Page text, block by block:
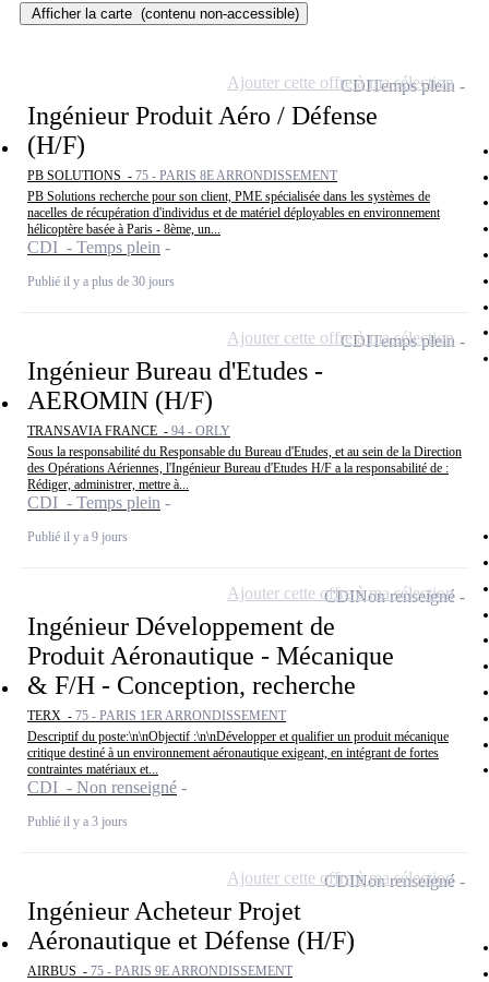
Afficher la carte (contenu non-accessible)
Ingénieur Produit Aéro / Défense
(H/F)
PB SOLUTIONS - 75 - PARIS 8E ARRONDISSEMENT
PB Solutions recherche pour son client, PME spécialisée dans les systèmes de
nacelles de récupération d'individus et de matériel déployables en environnement
hélicoptère basée à Paris - 8ème, un...
CDI - Temps plein
Publié il y a plus de 30 jours
CDITemps plein
Ajouter cette offre à ma sélection
Ingénieur Bureau d'Etudes -
AEROMIN (H/F)
TRANSAVIA FRANCE - 94 - ORLY
Sous la responsabilité du Responsable du Bureau d'Etudes, et au sein de la Direction
des Opérations Aériennes, l'Ingénieur Bureau d'Etudes H/F a la responsabilité de :
Rédiger, administrer, mettre à...
CDI - Temps plein
Publié il y a 9 jours
CDITemps plein
Ajouter cette offre à ma sélection
Ingénieur Développement de
Produit Aéronautique - Mécanique
& F/H - Conception, recherche
TERX - 75 - PARIS 1ER ARRONDISSEMENT
Descriptif du poste:\n\nObjectif :\n\nDévelopper et qualifier un produit mécanique
critique destiné à un environnement aéronautique exigeant, en intégrant de fortes
contraintes matériaux et...
CDI - Non renseigné
Publié il y a 3 jours
CDINon renseigné
Ajouter cette offre à ma sélection
Ingénieur Acheteur Projet
Aéronautique et Défense (H/F)
AIRBUS - 75 - PARIS 9E ARRONDISSEMENT
CDINon renseigné
Ajouter cette offre à ma sélection